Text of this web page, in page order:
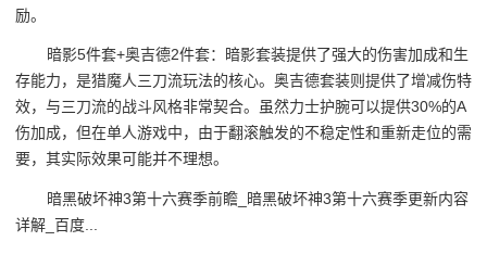
励。
暗影5件套+奥吉德2件套：暗影套装提供了强大的伤害加成和生
存能力，是猎魔人三刀流玩法的核心。奥吉德套装则提供了增减伤特
效，与三刀流的战斗风格非常契合。虽然力士护腕可以提供30%的A
伤加成，但在单人游戏中，由于翻滚触发的不稳定性和重新走位的需
要，其实际效果可能并不理想。
暗黑破坏神3第十六赛季前瞻_暗黑破坏神3第十六赛季更新内容
详解_百度...